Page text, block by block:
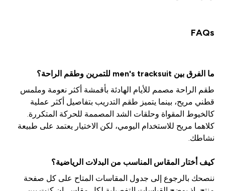
FAQs
ما الفرق بين men's tracksuit للتمرين وطقم الراحة؟
طقم الراحة مصمم للأيام الهادئة بأقمشة أكثر نعومة وملمس
قطني مريح، بينما يتميز طقم التدريب بتفاصيل أكثر عملية
كالخيوط المقواة وحلقات الشد المصممة للحركة المتكررة.
كلاهما مريح للاستخدام اليومي، لكن الاختيار يعتمد على طبيعة
نشاطك.
كيف أختار المقاس المناسب من البدلات الرياضية؟
ننصحك بالرجوع إلى جدول المقاسات المتاح على كل صفحة